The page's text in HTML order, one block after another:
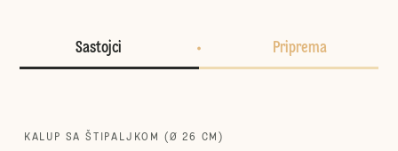
Sastojci Priprema
KALUP SA ŠTIPALJKOM (Ø 26 CM)